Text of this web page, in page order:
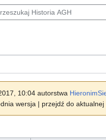
10:04 autorstwa
wersja | przejdź do